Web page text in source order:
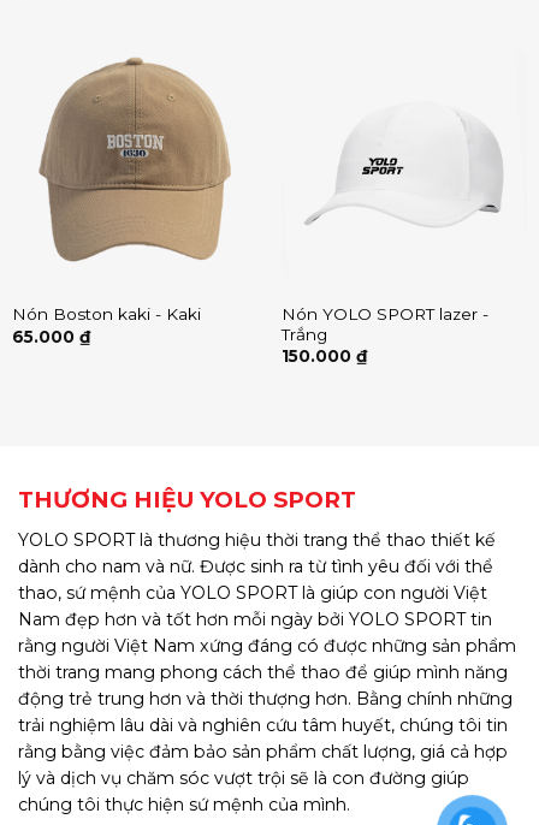
Nón Boston kaki - Kaki
65.000 ₫
Nón YOLO SPORT lazer -
Trắng
150.000 ₫
THƯƠNG HIỆU YOLO SPORT
YOLO SPORT là thương hiệu thời trang thể thao thiết kế
dành cho nam và nữ. Được sinh ra từ tình yêu đối với thể
thao, sứ mệnh của YOLO SPORT là giúp con người Việt
Nam đẹp hơn và tốt hơn mỗi ngày bởi YOLO SPORT tin
rằng người Việt Nam xứng đáng có được những sản phẩm
thời trang mang phong cách thể thao để giúp mình năng
động trẻ trung hơn và thời thượng hơn. Bằng chính những
trải nghiệm lâu dài và nghiên cứu tâm huyết, chúng tôi tin
rằng bằng việc đảm bảo sản phẩm chất lượng, giá cả hợp
lý và dịch vụ chăm sóc vượt trội sẽ là con đường giúp
chúng tôi thực hiện sứ mệnh của mình.